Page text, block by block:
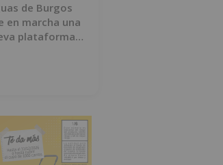
de Burgos
en marcha una
plataforma